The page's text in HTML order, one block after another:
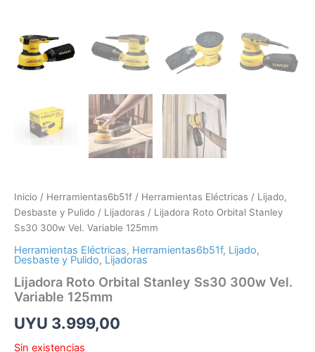
Inicio / Herramientas6b51f / Herramientas Eléctricas / Lijado,
Desbaste y Pulido / Lijadoras / Lijadora Roto Orbital Stanley
Ss30 300w Vel. Variable 125mm
Herramientas Eléctricas, Herramientas6b51f, Lijado,
Desbaste y Pulido, Lijadoras
Lijadora Roto Orbital Stanley Ss30 300w Vel.
Variable 125mm
UYU 3.999,00
Sin existencias